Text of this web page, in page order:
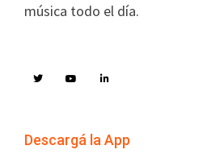
música todo el día.
Descargá la App